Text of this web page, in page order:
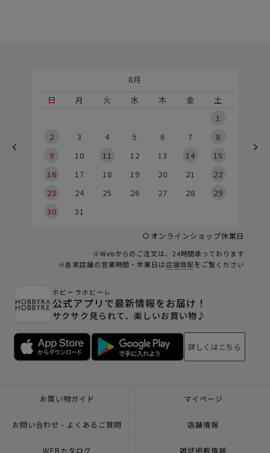
8月
日
月 火 水 木 金
土
1
2
3 4 5 6 7
8
9
10 11 12 13 14
15
16
17 18 19 20 21
22
23
24 25 26 27 28
29
30
31
オンラインショップ休業日
※Webからのご注文は、24時間承っております
※各実店舗の営業時間・休業日は店舗情報をご覧ください
ホビーラホビーレ
公式アプリで最新情報をお届け！
サクサク見られて、楽しいお買い物♪
詳しくはこちら
お買い物ガイド マイページ
お問い合わせ - よくあるご質問 店舗情報
WEBカタログ 雑誌掲載情報